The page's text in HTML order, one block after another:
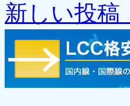
新しい投稿